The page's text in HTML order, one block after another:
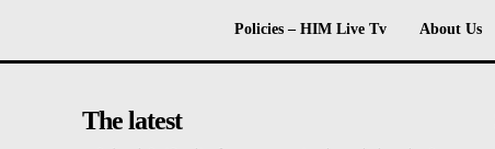
Policies – HIM Live Tv About Us
The latest